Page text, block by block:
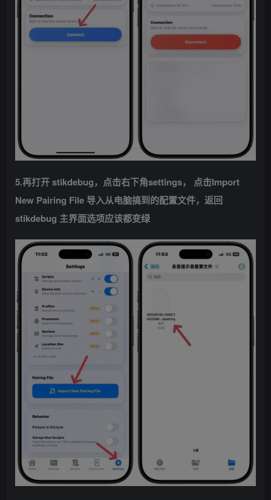
5.再打开 stikdebug，点击右下角settings， 点击Import
New Pairing File 导入从电脑搞到的配置文件，返回
stikdebug 主界面选项应该都变绿